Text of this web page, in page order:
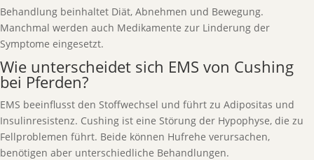
Behandlung beinhaltet Diät, Abnehmen und Bewegung.
Manchmal werden auch Medikamente zur Linderung der
Symptome eingesetzt.
Wie unterscheidet sich EMS von Cushing
bei Pferden?
EMS beeinflusst den Stoffwechsel und führt zu Adipositas und
Insulinresistenz. Cushing ist eine Störung der Hypophyse, die zu
Fellproblemen führt. Beide können Hufrehe verursachen,
benötigen aber unterschiedliche Behandlungen.